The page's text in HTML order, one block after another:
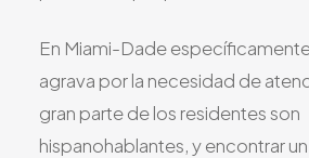
En Miami-Dade
agrava por la necesidad de
gran parte de los residentes son
hispanohablantes, y encontrar